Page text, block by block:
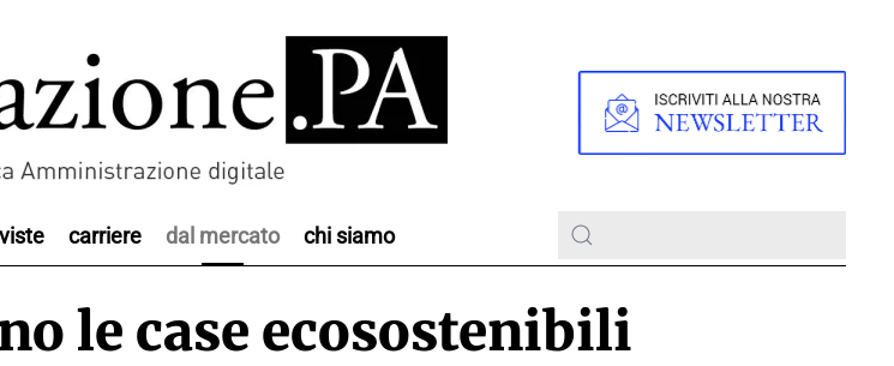
carriere dal mercato chi siamo
le case ecosostenibili